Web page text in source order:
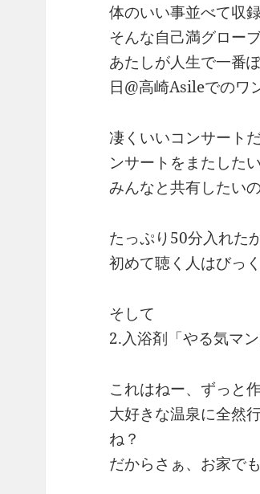
体のいい事並べて収
そんな自己満グロー
あたしが人生で一番
日@高崎Asileでのワ
凄くいいコンサート
ンサートをまたした
みんなと共有したいの
たっぷり50分入れた
初めて聴く人はびっ
そして
2.入浴剤「やる気マ
これはねー、ずっと
大好きな温泉に全然
ね？
だからさぁ、お家で